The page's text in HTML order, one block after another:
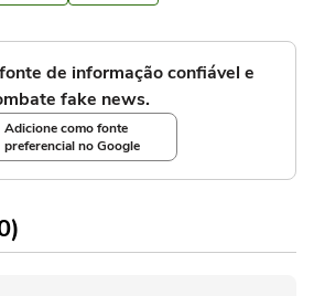
de informação confiável e
fake news.
Adicione como fonte
preferencial no Google